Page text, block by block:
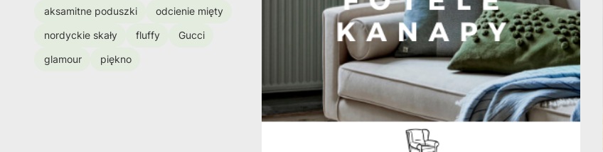
aksamitne poduszki
odcienie mięty
nordyckie skały
fluffy
Gucci
glamour
piękno